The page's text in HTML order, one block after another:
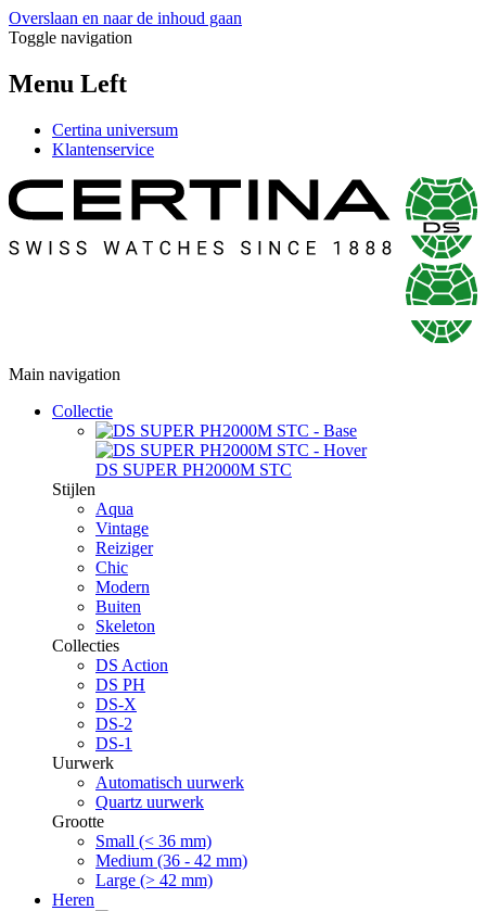
Overslaan en naar de inhoud gaan
Toggle navigation
Menu Left
Certina universum
Klantenservice
Main navigation
Collectie
DS SUPER PH2000M STC
Stijlen
Aqua
Vintage
Reiziger
Chic
Modern
Buiten
Skeleton
Collecties
DS Action
DS PH
DS-X
DS-2
DS-1
Uurwerk
Automatisch uurwerk
Quartz uurwerk
Grootte
Small (< 36 mm)
Medium (36 - 42 mm)
Large (> 42 mm)
Heren